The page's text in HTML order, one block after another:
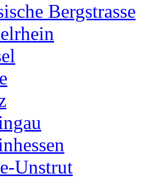
Bergstrasse
Unstrut